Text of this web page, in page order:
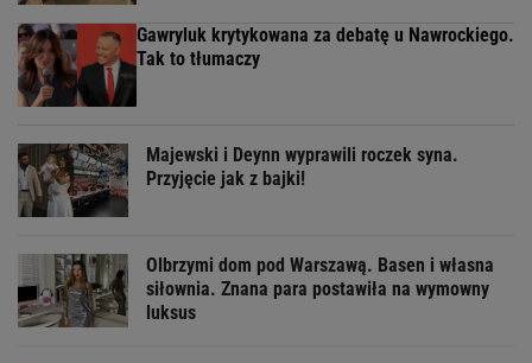
Gawryluk krytykowana za debatę u Nawrockiego.
Tak to tłumaczy
Majewski i Deynn wyprawili roczek syna.
Przyjęcie jak z bajki!
Olbrzymi dom pod Warszawą. Basen i własna
siłownia. Znana para postawiła na wymowny
luksus